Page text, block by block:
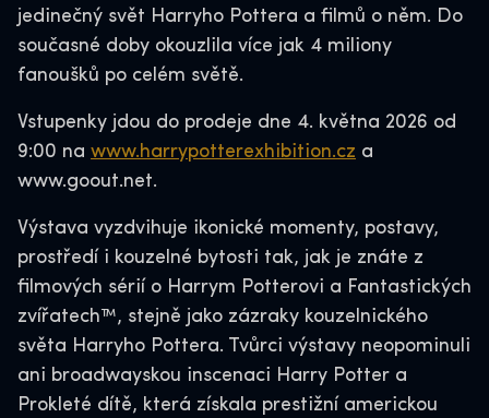
jedinečný svět Harryho Pottera a filmů o něm. Do
současné doby okouzlila více jak 4 miliony
fanoušků po celém světě.
Vstupenky jdou do prodeje dne 4. května 2026 od
9:00 na www.harrypotterexhibition.cz a
www.goout.net.
Výstava vyzdvihuje ikonické momenty, postavy,
prostředí i kouzelné bytosti tak, jak je znáte z
filmových sérií o Harrym Potterovi a Fantastických
zvířatech™, stejně jako zázraky kouzelnického
světa Harryho Pottera. Tvůrci výstavy neopominuli
ani broadwayskou inscenaci Harry Potter a
Prokleté dítě, která získala prestižní americkou